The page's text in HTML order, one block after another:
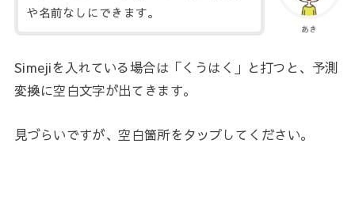
あき
や名前なしにできます。
Simejiを入れている場合は「くうはく」と打つと、予測
変換に空白文字が出てきます。
見づらいですが、空白箇所をタップしてください。